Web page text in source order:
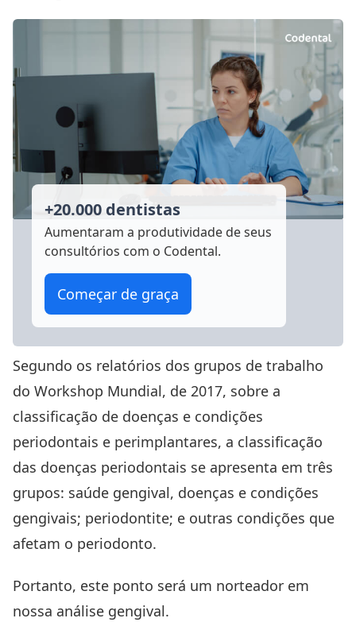
+20.000 dentistas
Aumentaram a produtividade de seus
consultórios com o Codental.
Começar de graça
Segundo os relatórios dos grupos de trabalho
do Workshop Mundial, de 2017, sobre a
classificação de doenças e condições
periodontais e perimplantares, a classificação
das doenças periodontais se apresenta em três
grupos: saúde gengival, doenças e condições
gengivais; periodontite; e outras condições que
afetam o periodonto.
Portanto, este ponto será um norteador em
nossa análise gengival.